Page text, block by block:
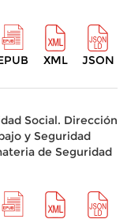
XML JSON
Social. Dirección
y Seguridad
de Seguridad